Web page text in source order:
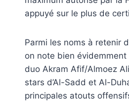
appuyé sur le plus de
Parmi les noms à retenir
on note bien évidemment
duo Akram Afif/Almoez
stars d’Al-Sadd et Al-
principales atouts